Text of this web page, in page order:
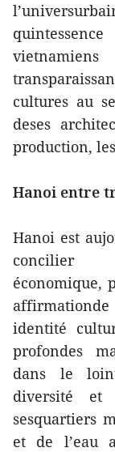
cultures au
deses
production,
Hanoi entre
Hanoi est
concilier
économique,
identité
profondes
dans le
diversité
sesquartiers
et de l’eau